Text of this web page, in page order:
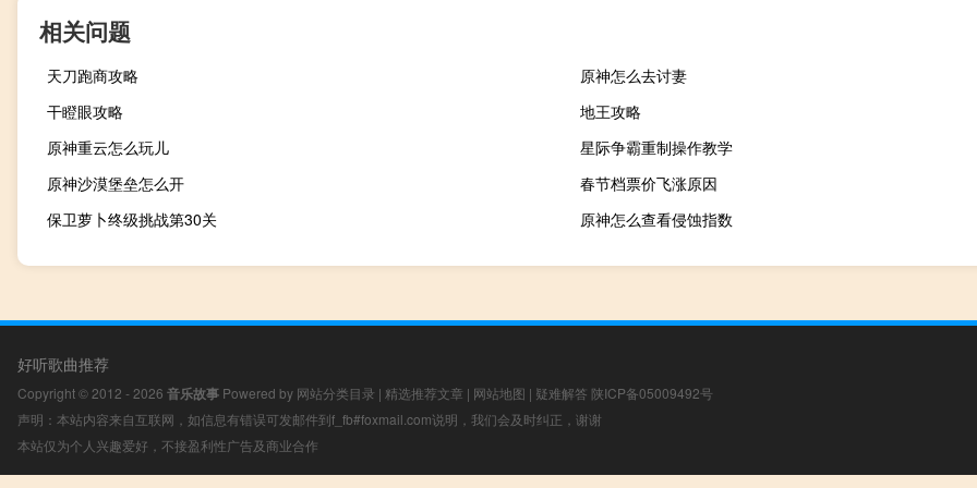
相关问题
天刀跑商攻略
原神怎么去讨妻
干瞪眼攻略
地王攻略
原神重云怎么玩儿
星际争霸重制操作教学
原神沙漠堡垒怎么开
春节档票价飞涨原因
保卫萝卜终级挑战第30关
原神怎么查看侵蚀指数
好听歌曲推荐
Copyright © 2012 - 2026 音乐故事 Powered by 网站分类目录 | 精选推荐文章 | 网站地图 | 疑难解答 陕ICP备05009492号
声明：本站内容来自互联网，如信息有错误可发邮件到f_fb#foxmail.com说明，我们会及时纠正，谢谢
本站仅为个人兴趣爱好，不接盈利性广告及商业合作